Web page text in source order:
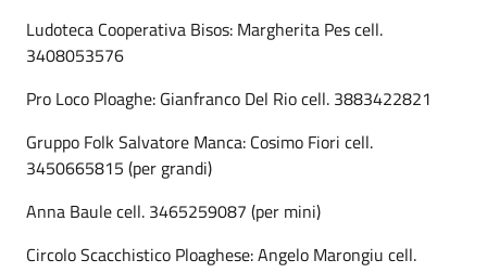
Ludoteca Cooperativa Bisos: Margherita Pes cell.
3408053576
Pro Loco Ploaghe: Gianfranco Del Rio cell. 3883422821
Gruppo Folk Salvatore Manca: Cosimo Fiori cell.
3450665815 (per grandi)
Anna Baule cell. 3465259087 (per mini)
Circolo Scacchistico Ploaghese: Angelo Marongiu cell.